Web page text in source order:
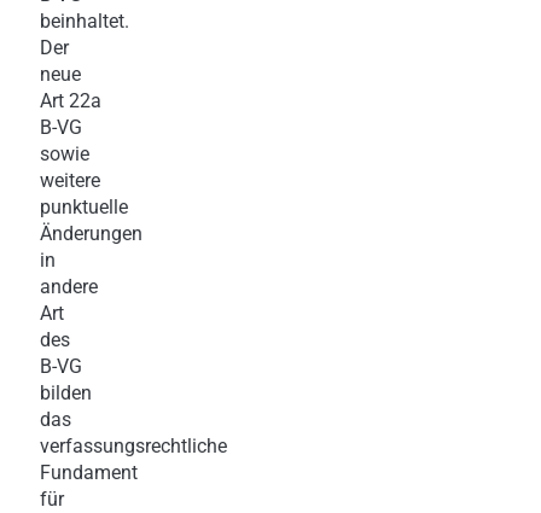
beinhaltet.
Der
neue
Art 22a
B-VG
sowie
weitere
punktuelle
Änderungen
in
andere
Art
des
B-VG
bilden
das
verfassungsrechtliche
Fundament
für